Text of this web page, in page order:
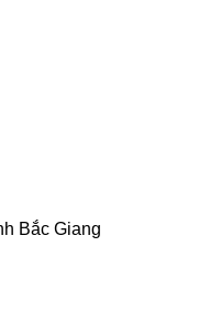
Bắc Giang